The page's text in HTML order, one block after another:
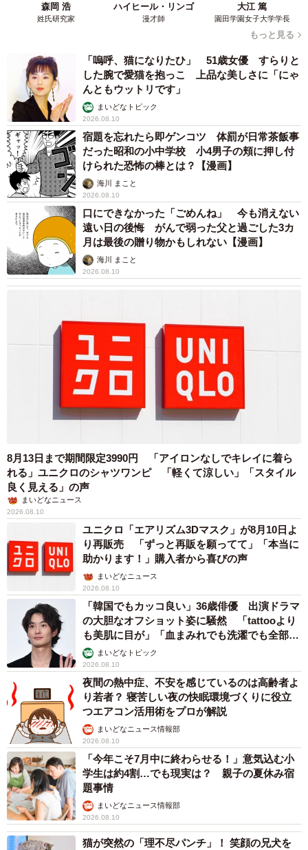
森岡 浩
姓氏研究家
ハイヒール・リンゴ
漫才師
大江 篤
園田学園女子大学学長
もっと見る
「嗚呼、猫になりたひ」 51歳女優 すらりと
した腕で愛猫を抱っこ 上品な美しさに「にゃ
んともウットリです」
まいどなトピック
2026.08.10
宿題を忘れたら即ゲンコツ 体罰が日常茶飯事
だった昭和の小中学校 小4男子の頬に押し付
けられた恐怖の棒とは？【漫画】
海川 まこと
2026.08.10
口にできなかった「ごめんね」 今も消えない
遠い日の後悔 がんで弱った父と過ごした3カ
月は最後の贈り物かもしれない【漫画】
海川 まこと
2026.08.10
8月13日まで期間限定3990円 「アイロンなしでキレイに着ら
れる」ユニクロのシャツワンピ 「軽くて涼しい」「スタイル
良く見える」の声
まいどなニュース
2026.08.10
ユニクロ「エアリズム3Dマスク」が8月10日よ
り再販売 「ずっと再販を願ってて」「本当に
助かります！」購入者から喜びの声
まいどなニュース
2026.08.10
「韓国でもカッコ良い」36歳俳優 出演ドラマ
の大胆なオフショット姿に騒然 「tattooより
も美肌に目が」「血まみれでも洗濯でも全部か
っこいい」
まいどなトピック
2026.08.10
夜間の熱中症、不安を感じているのは高齢者よ
り若者？ 寝苦しい夜の快眠環境づくりに役立
つエアコン活用術をプロが解説
まいどなニュース情報部
2026.08.10
「今年こそ7月中に終わらせる！」意気込む小
学生は約4割…でも現実は？ 親子の夏休み宿
題事情
まいどなニュース情報部
2026.08.10
猫が突然の「理不尽パンチ」！ 笑顔の兄犬を